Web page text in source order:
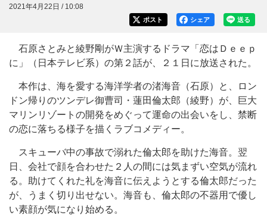
2021年4月22日 / 10:08
送る
シェア
ポスト
石原さとみと綾野剛がＷ主演するドラマ「恋はＤｅｅｐ
に」（日本テレビ系）の第２話が、２１日に放送された。
本作は、海を愛する海洋学者の渚海音（石原）と、ロン
ドン帰りのツンデレ御曹司・蓮田倫太郎（綾野）が、巨大
マリンリゾートの開発をめぐって運命の出会いをし、禁断
の恋に落ちる様子を描くラブコメディー。
スキューバ中の事故で溺れた倫太郎を助けた海音。翌
日、会社で顔を合わせた２人の間には気まずい空気が流れ
る。助けてくれた礼を海音に伝えようとする倫太郎だった
が、うまく切り出せない。海音も、倫太郎の不器用で優し
い素顔が気になり始める。